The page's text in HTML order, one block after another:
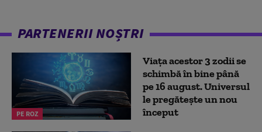
PARTENERII NOȘTRI
PE ROZ
Viața acestor 3 zodii se
schimbă în bine până
pe 16 august. Universul
le pregătește un nou
început